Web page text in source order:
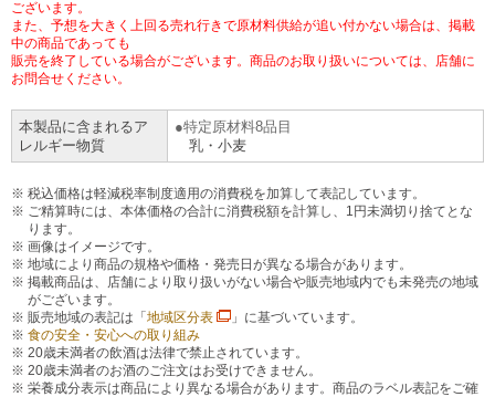
ニンテンドー・ダウンロードカード
スキャン
ファクス
プリペイドサービス
スポーツ振興くじ
行政サービス
セブン銀行ATM
ご利用可能なお支払い方法
各種料金のお支払い
スマホプリペイド
レジでApple Accountにチャージ
オンラインフォトサービス
チケットぴあ
CNプレイガイド
JTB
タワーレコード
停電時のサービス停止のお知らせ
貸借対照表・損益計算書
沿革
売上高、店舗数推移
セブン‐イレブンの海外事業
データで見るセブン‐イレブン
サステナビリティ推進体制
GREEN CHALLENGE 2050
サステナビリティニュース
サステナビリティレポート
報告書ライブラリー
アルバイト情報
店舗検索
ネットショッピング
Language
English (Services)
中文[繁體字](服務)
简体中文(服务)
한국어(서비스)
ภาษาไทย(บริการ)
ございます。
また、予想を大きく上回る売れ行きで原材料供給が追い付かない場合は、掲載
中の商品であっても
販売を終了している場合がございます。商品のお取り扱いについては、店舗に
お問合せください。
本製品に含まれるア
レルギー物質
特定原材料8品目
乳・小麦
税込価格は軽減税率制度適用の消費税を加算して表記しています。
ご精算時には、本体価格の合計に消費税額を計算し、1円未満切り捨てとな
ります。
画像はイメージです。
地域により商品の規格や価格・発売日が異なる場合があります。
掲載商品は、店舗により取り扱いがない場合や販売地域内でも未発売の地域
がございます。
販売地域の表記は「 地域区分表
」に基づいています。
食の安全・安心への取り組み
20歳未満者の飲酒は法律で禁止されています。
20歳未満者のお酒のご注文はお受けできません。
栄養成分表示は商品により異なる場合があります。商品のラベル表記をご確